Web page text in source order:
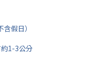
假日）
約1-3公分